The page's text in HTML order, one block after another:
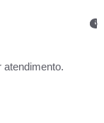
atendimento.